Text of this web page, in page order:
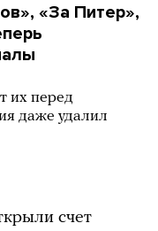
«За Питер»,
их перед
даже удалил
счет